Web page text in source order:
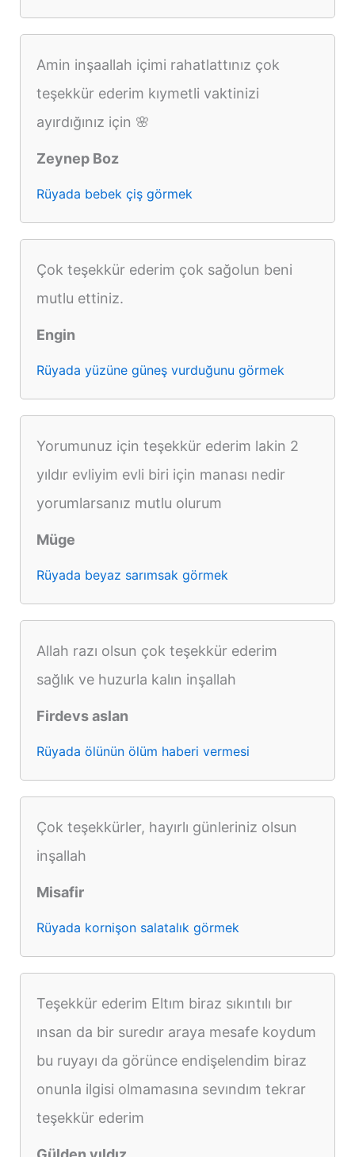
Amin inşaallah içimi rahatlattınız çok
teşekkür ederim kıymetli vaktinizi
ayırdığınız için 🌸
Zeynep Boz
Rüyada bebek çiş görmek
Çok teşekkür ederim çok sağolun beni
mutlu ettiniz.
Engin
Rüyada yüzüne güneş vurduğunu görmek
Yorumunuz için teşekkür ederim lakin 2
yıldır evliyim evli biri için manası nedir
yorumlarsanız mutlu olurum
Müge
Rüyada beyaz sarımsak görmek
Allah razı olsun çok teşekkür ederim
sağlık ve huzurla kalın inşallah
Firdevs aslan
Rüyada ölünün ölüm haberi vermesi
Çok teşekkürler, hayırlı günleriniz olsun
inşallah
Misafir
Rüyada kornişon salatalık görmek
Teşekkür ederim Eltım biraz sıkıntılı bır
ınsan da bir suredır araya mesafe koydum
bu ruyayı da görünce endişelendim biraz
onunla ilgisi olmamasına sevındım tekrar
teşekkür ederim